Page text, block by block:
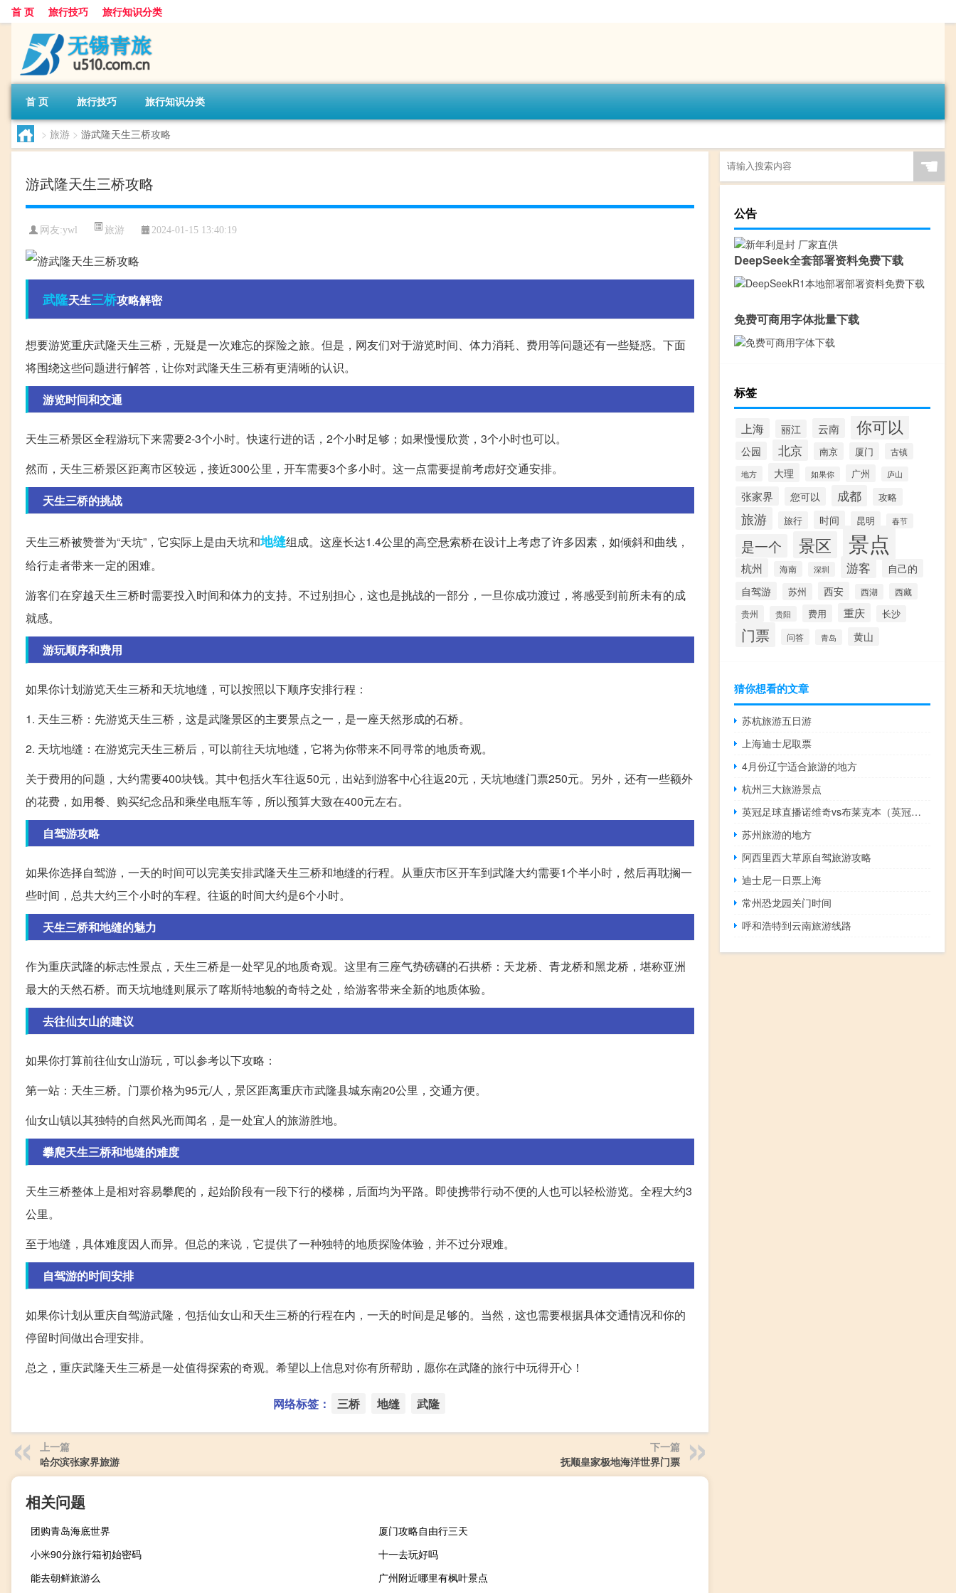
首 页 旅行技巧 旅行知识分类
首 页 旅行技巧 旅行知识分类
> 旅游 > 游武隆天生三桥攻略
游武隆天生三桥攻略
网友:ywl 旅游 2024-01-15 13:40:19
武隆天生三桥攻略解密
想要游览重庆武隆天生三桥，无疑是一次难忘的探险之旅。但是，网友们对于游览时间、体力消耗、费用等问题还有一些疑惑。下面
将围绕这些问题进行解答，让你对武隆天生三桥有更清晰的认识。
游览时间和交通
天生三桥景区全程游玩下来需要2-3个小时。快速行进的话，2个小时足够；如果慢慢欣赏，3个小时也可以。
然而，天生三桥景区距离市区较远，接近300公里，开车需要3个多小时。这一点需要提前考虑好交通安排。
天生三桥的挑战
天生三桥被赞誉为“天坑”，它实际上是由天坑和地缝组成。这座长达1.4公里的高空悬索桥在设计上考虑了许多因素，如倾斜和曲线，
给行走者带来一定的困难。
游客们在穿越天生三桥时需要投入时间和体力的支持。不过别担心，这也是挑战的一部分，一旦你成功渡过，将感受到前所未有的成
就感。
游玩顺序和费用
如果你计划游览天生三桥和天坑地缝，可以按照以下顺序安排行程：
1. 天生三桥：先游览天生三桥，这是武隆景区的主要景点之一，是一座天然形成的石桥。
2. 天坑地缝：在游览完天生三桥后，可以前往天坑地缝，它将为你带来不同寻常的地质奇观。
关于费用的问题，大约需要400块钱。其中包括火车往返50元，出站到游客中心往返20元，天坑地缝门票250元。另外，还有一些额外
的花费，如用餐、购买纪念品和乘坐电瓶车等，所以预算大致在400元左右。
自驾游攻略
如果你选择自驾游，一天的时间可以完美安排武隆天生三桥和地缝的行程。从重庆市区开车到武隆大约需要1个半小时，然后再耽搁一
些时间，总共大约三个小时的车程。往返的时间大约是6个小时。
天生三桥和地缝的魅力
作为重庆武隆的标志性景点，天生三桥是一处罕见的地质奇观。这里有三座气势磅礴的石拱桥：天龙桥、青龙桥和黑龙桥，堪称亚洲
最大的天然石桥。而天坑地缝则展示了喀斯特地貌的奇特之处，给游客带来全新的地质体验。
去往仙女山的建议
如果你打算前往仙女山游玩，可以参考以下攻略：
第一站：天生三桥。门票价格为95元/人，景区距离重庆市武隆县城东南20公里，交通方便。
仙女山镇以其独特的自然风光而闻名，是一处宜人的旅游胜地。
攀爬天生三桥和地缝的难度
天生三桥整体上是相对容易攀爬的，起始阶段有一段下行的楼梯，后面均为平路。即使携带行动不便的人也可以轻松游览。全程大约3
公里。
至于地缝，具体难度因人而异。但总的来说，它提供了一种独特的地质探险体验，并不过分艰难。
自驾游的时间安排
如果你计划从重庆自驾游武隆，包括仙女山和天生三桥的行程在内，一天的时间是足够的。当然，这也需要根据具体交通情况和你的
停留时间做出合理安排。
总之，重庆武隆天生三桥是一处值得探索的奇观。希望以上信息对你有所帮助，愿你在武隆的旅行中玩得开心！
网络标签： 三桥 地缝 武隆
上一篇
哈尔滨张家界旅游
下一篇
抚顺皇家极地海洋世界门票
相关问题
团购青岛海底世界
厦门攻略自由行三天
小米90分旅行箱初始密码
十一去玩好吗
能去朝鲜旅游么
广州附近哪里有枫叶景点
☚
公告
DeepSeek全套部署资料免费下载
免费可商用字体批量下载
标签
上海 丽江 云南 你可以
公园 北京 南京 厦门 古镇
地方 大理 如果你 广州 庐山
张家界 您可以 成都 攻略
旅游 旅行 时间 昆明 春节
是一个 景区 景点
杭州 海南 深圳 游客
自己的
自驾游
苏州 西安 西湖 西藏
贵州 贵阳 费用 重庆 长沙
门票 问答 青岛 黄山
猜你想看的文章
苏杭旅游五日游
上海迪士尼取票
4月份辽宁适合旅游的地方
杭州三大旅游景点
英冠足球直播诺维奇vs布莱克本（英冠足球直播）
苏州旅游的地方
阿西里西大草原自驾旅游攻略
迪士尼一日票上海
常州恐龙园关门时间
呼和浩特到云南旅游线路